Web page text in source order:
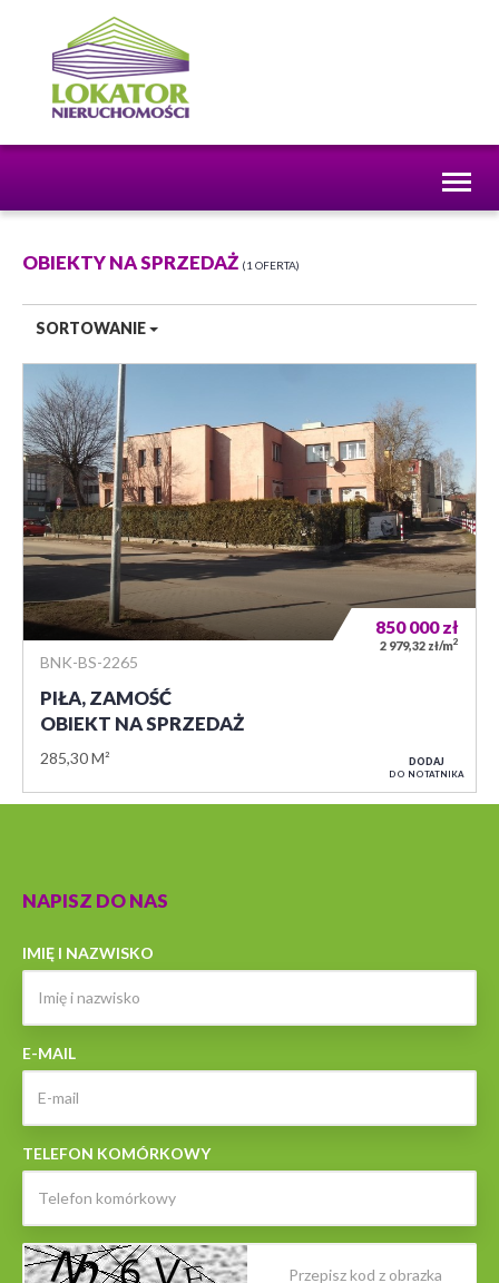
OBIEKTY NA SPRZEDAŻ 1 OFERTA
SORTOWANIE
BNK-BS-2265
PIŁA, ZAMOŚĆ
OBIEKT NA SPRZEDAŻ
285,30 M²
850 000zł
2 979,32 zł/m2
DODAJ
DO NOTATNIKA
NAPISZ DO NAS
IMIĘ I NAZWISKO
E-MAIL
TELEFON KOMÓRKOWY